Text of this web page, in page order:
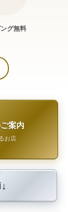
グ無料
案内
お店
↓